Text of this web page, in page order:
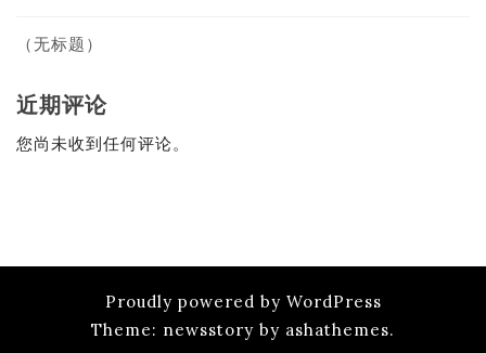
（无标题）
近期评论
您尚未收到任何评论。
Proudly powered by WordPress
Theme: newsstory by ashathemes.